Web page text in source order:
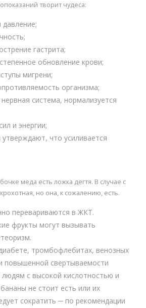
творит чудеса:
давление;
гастрита;
обновление крови;
мигрени;
организма;
система, нормализуется
и энергии;
что усиливается
меда есть ложка дегтя. В случае с
но она, к сожалению, есть.
перевариваются в ЖКТ.
фрукты могут вызывать
тромбофлебитах, венозных
повышенной свертываемости
людям с высокой кислотностью и
не стоит есть или их
сократить ─ по рекомендации